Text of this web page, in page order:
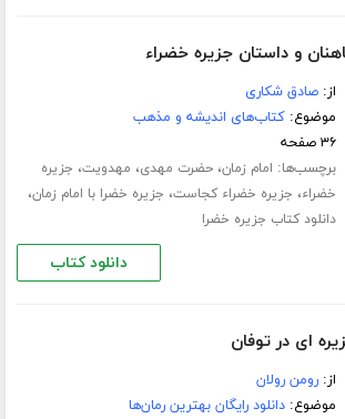
و داستان جزیره خضراء
از:صادق شکاری
موضوع:کتاب‌های اندیشه و مذهب
۳۶ صفحه
برچسب‌ها: امام زمان،حضرت مهدی، مهدویت، جزیره
خضراء، جزیره خضراء کجاست، جزیره خضرا با امام زمان،
دانلود کتاب جزیره خضرا
دانلود کتاب
ای در توفان
از:رومن رولان
موضوع:دانلود رایگان بهترین رمان‌ها